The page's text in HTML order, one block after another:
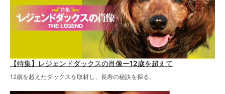
【特集】レジェンドダックスの肖像ー12歳を超えて
12歳を超えたダックスを取材し、長寿の秘訣を探る。